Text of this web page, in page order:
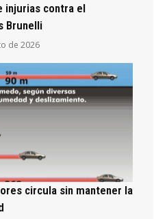
injurias contra el
Brunelli
de 2026
circula sin mantener la